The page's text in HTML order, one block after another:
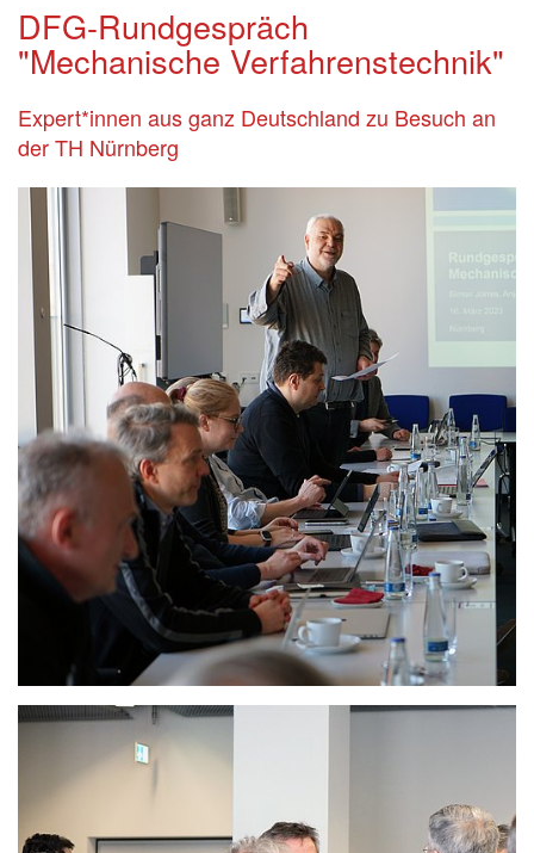
DFG-Rundgespräch
"Mechanische Verfahrenstechnik"
Expert*innen aus ganz Deutschland zu Besuch an
der TH Nürnberg